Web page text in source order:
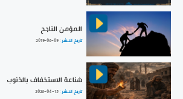
المؤمن الناجح
تاريخ النشر :2019-06-09
شناعة الاستخفاف بالذنوب
تاريخ النشر :2026-04-15